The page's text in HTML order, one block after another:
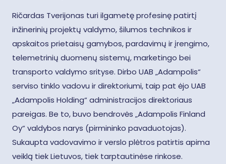
Ričardas Tverijonas turi ilgametę profesinę patirtį
inžinerinių projektų valdymo, šilumos technikos ir
apskaitos prietaisų gamybos, pardavimų ir įrengimo,
telemetrinių duomenų sistemų, marketingo bei
transporto valdymo srityse. Dirbo UAB „Adampolis“
serviso tinklo vadovu ir direktoriumi, taip pat ėjo UAB
„Adampolis Holding“ administracijos direktoriaus
pareigas. Be to, buvo bendrovės „Adampolis Finland
Oy“ valdybos narys (pirmininko pavaduotojas).
Sukaupta vadovavimo ir verslo plėtros patirtis apima
veiklą tiek Lietuvos, tiek tarptautinėse rinkose.